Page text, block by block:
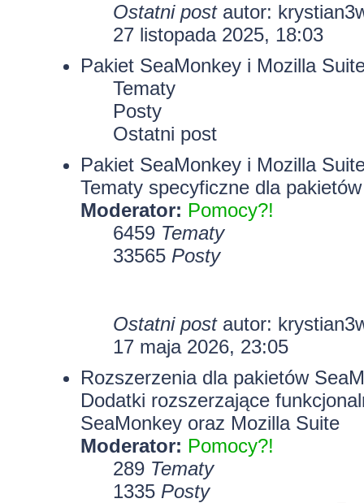
Ostatni postautor:
27 listopada 2025, 18:03
Pakiet SeaMonkey i Mozilla
Tematy
Posty
Ostatni post
Pakiet SeaMonkey i Mozilla
Tematy specyficzne dla
Moderator: Pomocy?!
6459 Tematy
33565 Posty
Ostatni postautor:
17 maja 2026, 23:05
Rozszerzenia dla pakietów
Dodatki rozszerzające
SeaMonkey oraz Mozilla Suite
Moderator: Pomocy?!
289 Tematy
1335 Posty